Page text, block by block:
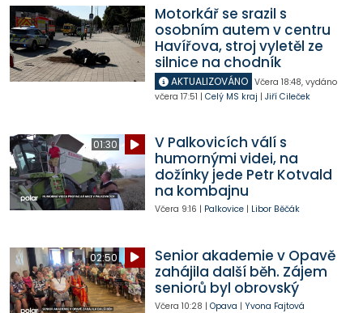
Motorkář se srazil s
osobním autem v centru
Havířova, stroj vyletěl ze
silnice na chodník
AKTUALIZOVÁNO Včera 18:48, vydáno
včera 17:51 | Celý MS kraj | Jiří Cileček
01:30
V Palkovicích válí s
humornými videi, na
dožínky jede Petr Kotvald
na kombajnu
Včera 9:16 | Palkovice| Libor Běčák
02:50
Senior akademie v Opavě
zahájila další běh. Zájem
seniorů byl obrovský
Včera 10:28 | Opava | Yvona Fajtová